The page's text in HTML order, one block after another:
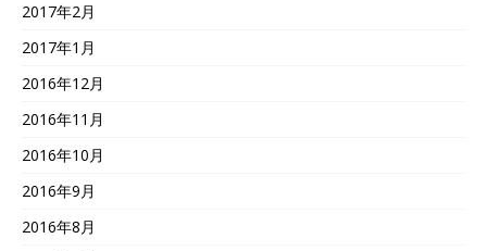
2017年2月
2017年1月
2016年12月
2016年11月
2016年10月
2016年9月
2016年8月